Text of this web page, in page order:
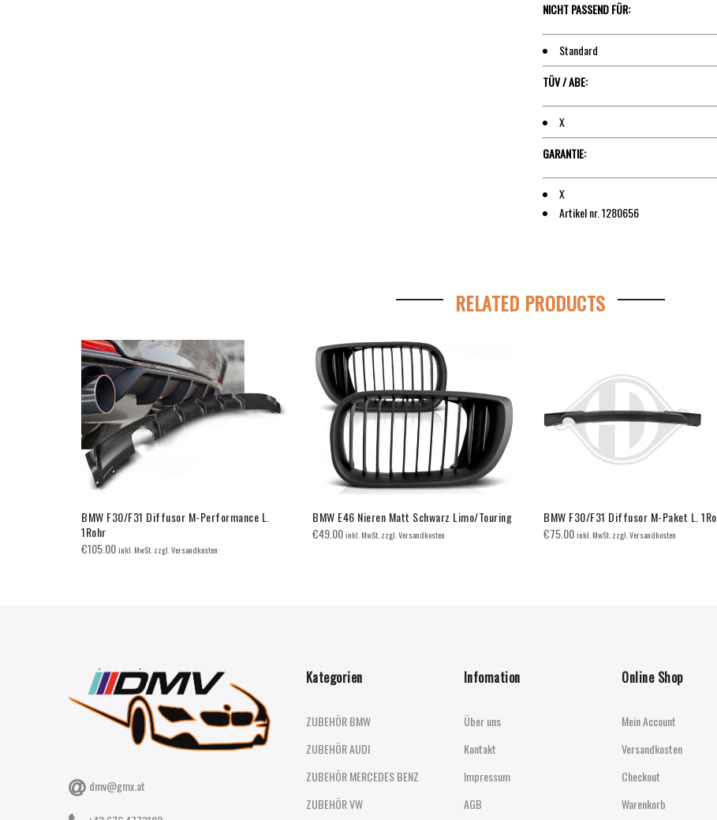
NICHT PASSEND FÜR:
Standard
TÜV / ABE:
X
GARANTIE:
X
Artikel nr. 1280656
RELATED PRODUCTS
BMW F30/F31 Diffusor M-Performance L.
1Rohr
€105.00inkl. MwSt. zzgl. Versandkosten
BMW E46 Nieren Matt Schwarz Limo/Touring
€49.00inkl. MwSt. zzgl. Versandkosten
BMW F30/F31 Diffusor M-Paket L.
€75.00inkl. MwSt. zzgl. Versandkosten
dmv@gmx.at
Kategorien
ZUBEHÖR BMW
ZUBEHÖR AUDI
ZUBEHÖR MERCEDES BENZ
ZUBEHÖR VW
Infomation
Über uns
Kontakt
Impressum
AGB
Online Shop
Mein Account
Versandkosten
Checkout
Warenkorb